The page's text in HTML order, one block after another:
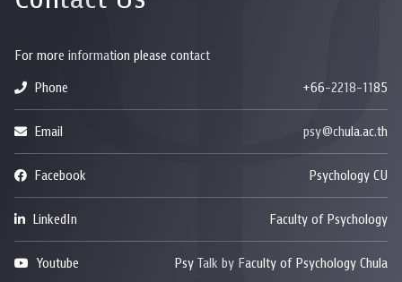
For more information please contact
Phone
+66-2218-1185
Email psy@chula.ac.th
Facebook Psychology CU
LinkedIn Faculty of Psychology
Youtube Psy Talk by Faculty of Psychology Chula